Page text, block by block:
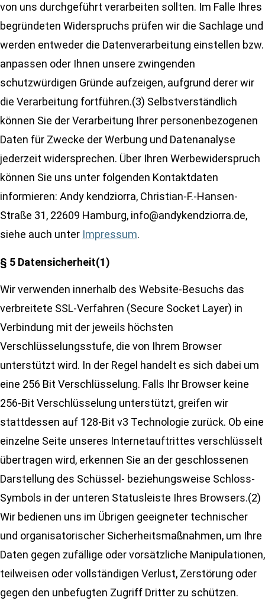
von uns durchgeführt verarbeiten sollten. Im Falle Ihres
begründeten Widerspruchs prüfen wir die Sachlage und
werden entweder die Datenverarbeitung einstellen bzw.
anpassen oder Ihnen unsere zwingenden
schutzwürdigen Gründe aufzeigen, aufgrund derer wir
die Verarbeitung fortführen.(3) Selbstverständlich
können Sie der Verarbeitung Ihrer personenbezogenen
Daten für Zwecke der Werbung und Datenanalyse
jederzeit widersprechen. Über Ihren Werbewiderspruch
können Sie uns unter folgenden Kontaktdaten
informieren: Andy kendziorra, Christian-F.-Hansen-
Straße 31, 22609 Hamburg, info@andykendziorra.de,
siehe auch unter Impressum.
§ 5 Datensicherheit(1)
Wir verwenden innerhalb des Website-Besuchs das
verbreitete SSL-Verfahren (Secure Socket Layer) in
Verbindung mit der jeweils höchsten
Verschlüsselungsstufe, die von Ihrem Browser
unterstützt wird. In der Regel handelt es sich dabei um
eine 256 Bit Verschlüsselung. Falls Ihr Browser keine
256-Bit Verschlüsselung unterstützt, greifen wir
stattdessen auf 128-Bit v3 Technologie zurück. Ob eine
einzelne Seite unseres Internetauftrittes verschlüsselt
übertragen wird, erkennen Sie an der geschlossenen
Darstellung des Schüssel- beziehungsweise Schloss-
Symbols in der unteren Statusleiste Ihres Browsers.(2)
Wir bedienen uns im Übrigen geeigneter technischer
und organisatorischer Sicherheitsmaßnahmen, um Ihre
Daten gegen zufällige oder vorsätzliche Manipulationen,
teilweisen oder vollständigen Verlust, Zerstörung oder
gegen den unbefugten Zugriff Dritter zu schützen.